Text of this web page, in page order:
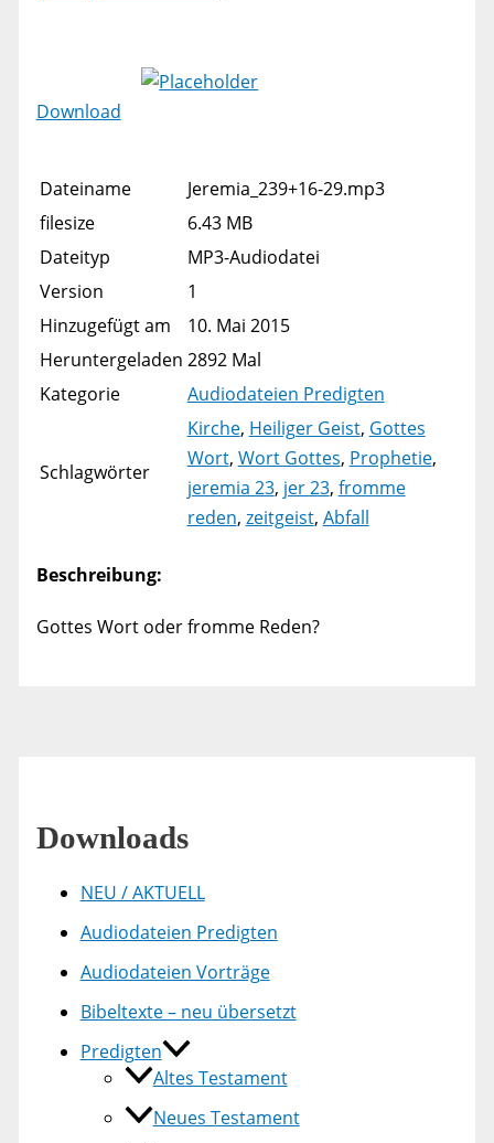
Download
Dateiname
Jeremia_239+16-29.mp3
filesize
6.43 MB
Dateityp
MP3-Audiodatei
Version
1
Hinzugefügt am
10. Mai 2015
Heruntergeladen 2892 Mal
Kategorie
Audiodateien Predigten
Schlagwörter
Kirche, Heiliger Geist, Gottes
Wort, Wort Gottes, Prophetie,
jeremia 23, jer 23, fromme
reden, zeitgeist, Abfall
Beschreibung:
Gottes Wort oder fromme Reden?
Downloads
NEU / AKTUELL
Audiodateien Predigten
Audiodateien Vorträge
Bibeltexte – neu übersetzt
Predigten
Altes Testament
Neues Testament